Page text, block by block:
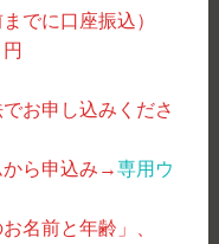
でに口座振込）
お申し込みくださ
申込み→専用ウ
と年齢」、